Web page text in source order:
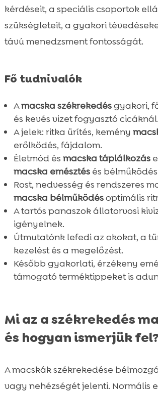
kérdéseit, a speciális csoportok
szükségleteit, a gyakori
távú menedzsment fontosságát.
Fő tudnivalók
Amacska székrekedésgyakori,
és kevés vizet fogyasztó cicáknál.
A jelek: ritka ürítés, kemény
erőlködés, fájdalom.
Életmód és macska táplálkozás
macska emésztésés
Rost, nedvesség és rendszeres
macska bélműködésoptimális
A tartós panaszok állatorvosi
igényelnek.
Útmutatónk lefedi az okokat, a
kezelést és a megelőzést.
Később gyakorlati, érzékeny
támogató terméktippeket is
Mi az a székrekedés
és hogyan ismerjük
A macskák székrekedése
vagy nehézségét jelenti. Normális